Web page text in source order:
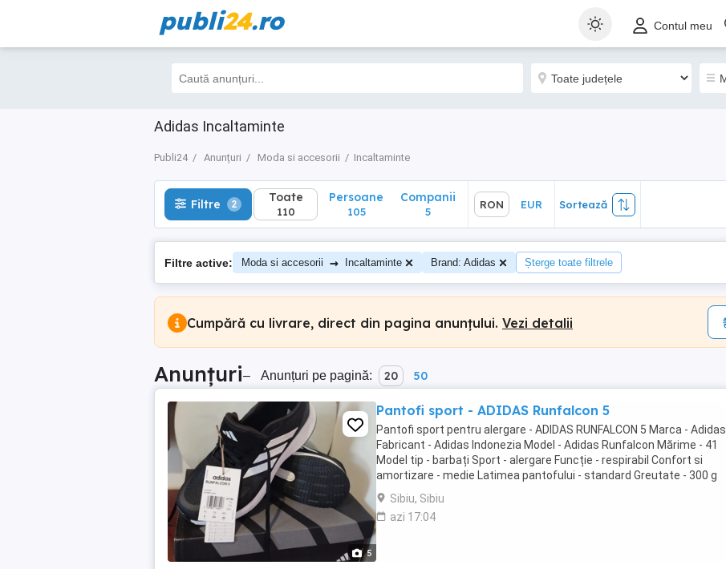
publi24.ro Contul meu
Adidas Incaltaminte
Publi24 Anunțuri Moda si accesorii Incaltaminte
Filtre 2 Toate
110
Sortează
Filtre 2 Toate
110
Persoane
105
Companii
5
RON EUR Sortează
Filtre active: Moda si accesorii → Incaltaminte Brand: Adidas Șterge toate filtrele
Cumpără cu livrare, direct din pagina anunțului. Vezi detalii
Anunțuri– Anunțuri pe pagină: 20 50
5
Pantofi sport - ADIDAS Runfalcon 5
Pantofi sport pentru alergare - ADIDAS RUNFALCON 5 Marca - Adidas
Fabricant - Adidas Indonezia Model - Adidas Runfalcon Mărime - 41
Model tip - barbați Sport - alergare Funcție - respirabil Confort si
amortizare - medie Latimea pantofului - standard Greutate - 300 g
(extrem de ușori) Culoare - negru ...
Sibiu, Sibiu
azi 17:04